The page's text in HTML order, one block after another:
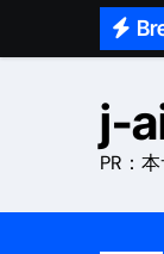
j-
PR：